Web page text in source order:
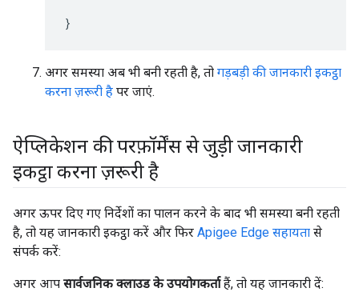
}
अगर समस्या अब भी बनी रहती है, तो गड़बड़ी की जानकारी इकट्ठा
करना ज़रूरी है पर जाएं.
ऐप्लिकेशन की परफ़ॉर्मेंस से जुड़ी जानकारी
इकट्ठा करना ज़रूरी है
अगर ऊपर दिए गए निर्देशों का पालन करने के बाद भी समस्या बनी रहती
है, तो यह जानकारी इकट्ठा करें और फिर Apigee Edge सहायता से
संपर्क करें:
अगर आप सार्वजनिक क्लाउड के उपयोगकर्ताहैं, तो यह जानकारी दें: